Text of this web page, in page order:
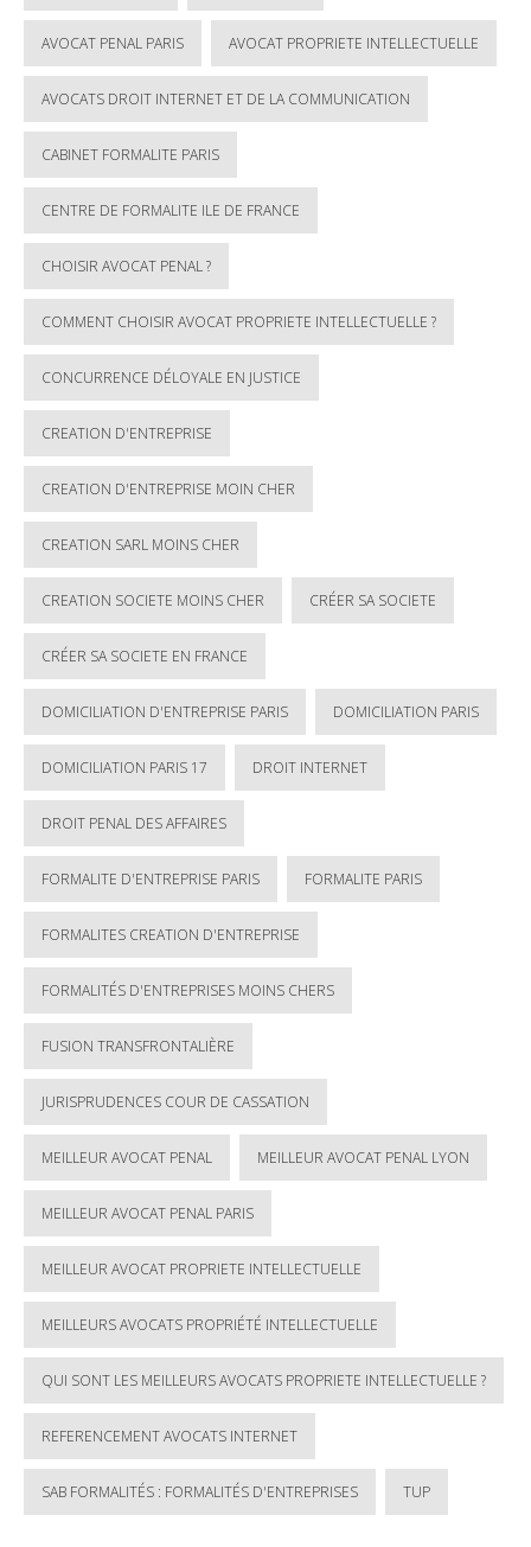
AVOCAT PENAL PARIS AVOCAT PROPRIETE INTELLECTUELLE
AVOCATS DROIT INTERNET ET DE LA COMMUNICATION
CABINET FORMALITE PARIS
CENTRE DE FORMALITE ILE DE FRANCE
CHOISIR AVOCAT PENAL ?
COMMENT CHOISIR AVOCAT PROPRIETE INTELLECTUELLE ?
CONCURRENCE DÉLOYALE EN JUSTICE
CREATION D'ENTREPRISE
CREATION D'ENTREPRISE MOIN CHER
CREATION SARL MOINS CHER
CREATION SOCIETE MOINS CHER CRÉER SA SOCIETE
CRÉER SA SOCIETE EN FRANCE
DOMICILIATION D'ENTREPRISE PARIS DOMICILIATION PARIS
DOMICILIATION PARIS 17 DROIT INTERNET
DROIT PENAL DES AFFAIRES
FORMALITE D'ENTREPRISE PARIS FORMALITE PARIS
FORMALITES CREATION D'ENTREPRISE
FORMALITÉS D'ENTREPRISES MOINS CHERS
FUSION TRANSFRONTALIÈRE
JURISPRUDENCES COUR DE CASSATION
MEILLEUR AVOCAT PENAL MEILLEUR AVOCAT PENAL LYON
MEILLEUR AVOCAT PENAL PARIS
MEILLEUR AVOCAT PROPRIETE INTELLECTUELLE
MEILLEURS AVOCATS PROPRIÉTÉ INTELLECTUELLE
QUI SONT LES MEILLEURS AVOCATS PROPRIETE INTELLECTUELLE ?
REFERENCEMENT AVOCATS INTERNET
SAB FORMALITÉS : FORMALITÉS D'ENTREPRISES TUP